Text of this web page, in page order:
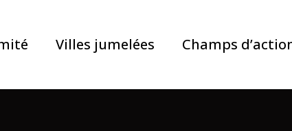
Villes jumelées Champs